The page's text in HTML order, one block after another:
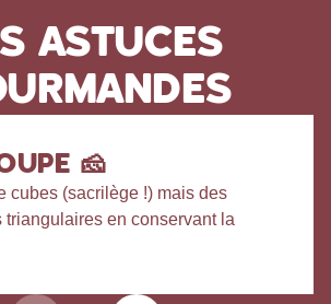
ASTUCES
🧀
cubes (sacrilège !) mais des
triangulaires en conservant la